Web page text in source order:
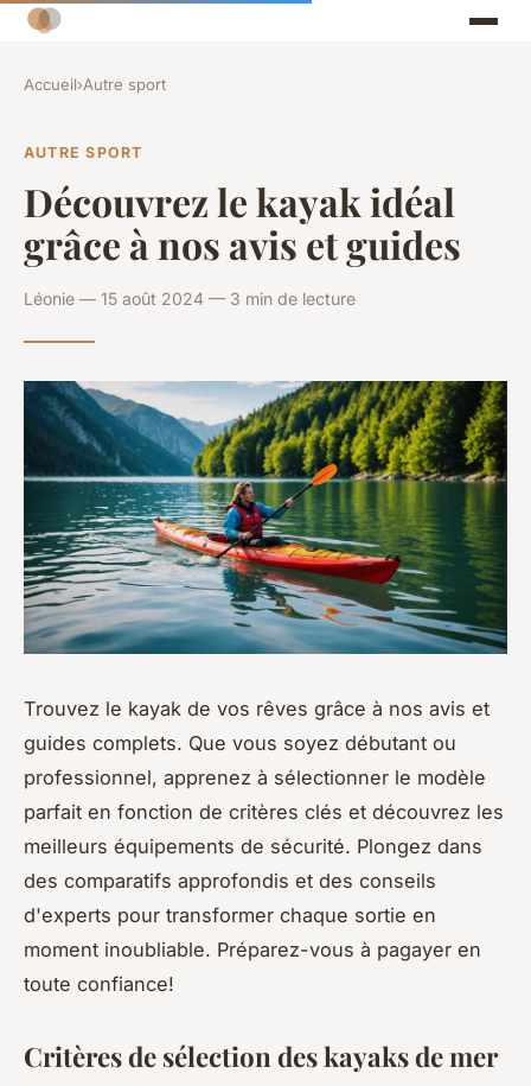
Accueil›Autre sport
AUTRE SPORT
Découvrez le kayak idéal
grâce à nos avis et guides
Léonie — 15 août 2024 — 3 min de lecture
Trouvez le kayak de vos rêves grâce à nos avis et
guides complets. Que vous soyez débutant ou
professionnel, apprenez à sélectionner le modèle
parfait en fonction de critères clés et découvrez les
meilleurs équipements de sécurité. Plongez dans
des comparatifs approfondis et des conseils
d'experts pour transformer chaque sortie en
moment inoubliable. Préparez-vous à pagayer en
toute confiance!
Critères de sélection des kayaks de mer